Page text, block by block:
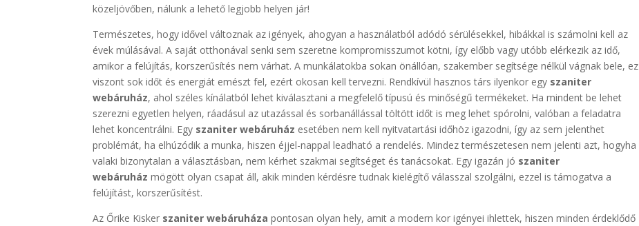
közeljövőben, nálunk a lehető legjobb helyen jár!
Természetes, hogy idővel változnak az igények, ahogyan a használatból adódó sérülésekkel, hibákkal is számolni kell az
évek múlásával. A saját otthonával senki sem szeretne kompromisszumot kötni, így előbb vagy utóbb elérkezik az idő,
amikor a felújítás, korszerűsítés nem várhat. A munkálatokba sokan önállóan, szakember segítsége nélkül vágnak bele, ez
viszont sok időt és energiát emészt fel, ezért okosan kell tervezni. Rendkívül hasznos társ ilyenkor egy szaniter
webáruház, ahol széles kínálatból lehet kiválasztani a megfelelő típusú és minőségű termékeket. Ha mindent be lehet
szerezni egyetlen helyen, ráadásul az utazással és sorbanállással töltött időt is meg lehet spórolni, valóban a feladatra
lehet koncentrálni. Egy szaniter webáruház esetében nem kell nyitvatartási időhöz igazodni, így az sem jelenthet
problémát, ha elhúzódik a munka, hiszen éjjel-nappal leadható a rendelés. Mindez természetesen nem jelenti azt, hogyha
valaki bizonytalan a választásban, nem kérhet szakmai segítséget és tanácsokat. Egy igazán jó szaniter
webáruház mögött olyan csapat áll, akik minden kérdésre tudnak kielégítő válasszal szolgálni, ezzel is támogatva a
felújítást, korszerűsítést.
Az Őrike Kisker szaniter webáruháza pontosan olyan hely, amit a modern kor igényei ihlettek, hiszen minden érdeklődő